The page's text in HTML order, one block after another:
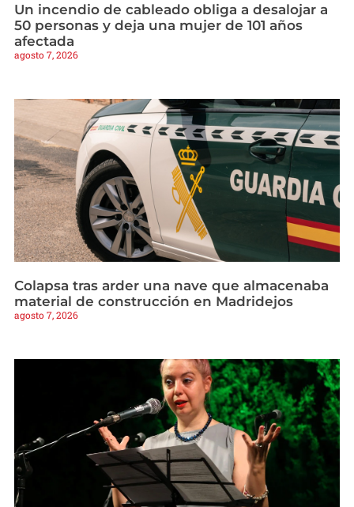
Un incendio de cableado obliga a desalojar a
50 personas y deja una mujer de 101 años
afectada
agosto 7, 2026
Colapsa tras arder una nave que almacenaba
material de construcción en Madridejos
agosto 7, 2026